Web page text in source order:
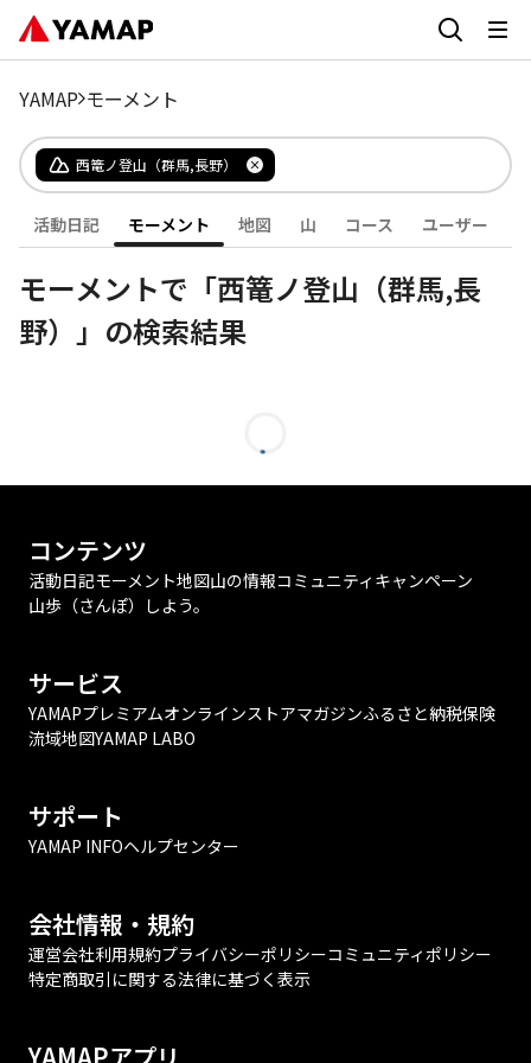
YAMAP モーメント
西篭ノ登山（群馬,長野）
活動日記 モーメント 地図 山 コース ユーザー
モーメントで「西篭ノ登山（群馬,長
野）」の検索結果
コンテンツ
活動日記モーメント地図山の情報コミュニティ キャンペーン
山歩（さんぽ）しよう。
サービス
YAMAPプレミアムオンラインストアマガジンふるさと納税保険
流域地図YAMAP LABO
サポート
YAMAP INFOヘルプセンター
会社情報・規約
運営会社利用規約プライバシーポリシーコミュニティポリシー
特定商取引に関する法律に基づく表示